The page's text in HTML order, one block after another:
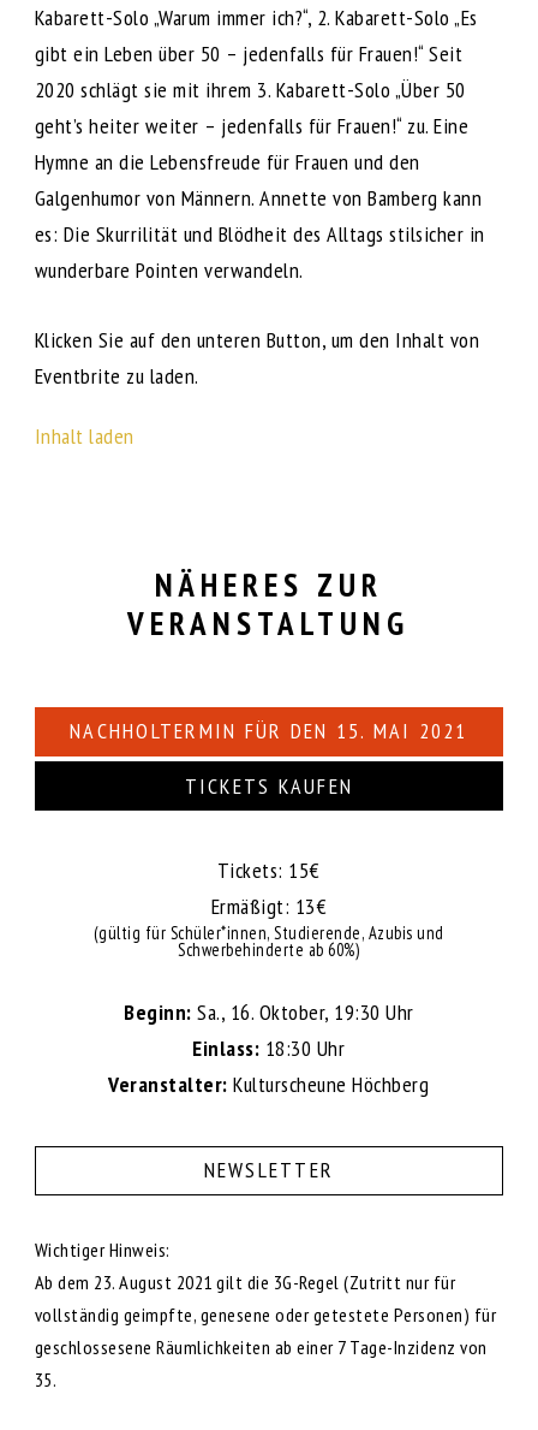
Kabarett-Solo „Warum immer ich?“, 2. Kabarett-Solo „Es
gibt ein Leben über 50 – jedenfalls für Frauen!“ Seit
2020 schlägt sie mit ihrem 3. Kabarett-Solo „Über 50
geht’s heiter weiter – jedenfalls für Frauen!“ zu. Eine
Hymne an die Lebensfreude für Frauen und den
Galgenhumor von Männern. Annette von Bamberg kann
es: Die Skurrilität und Blödheit des Alltags stilsicher in
wunderbare Pointen verwandeln.
Klicken Sie auf den unteren Button, um den Inhalt von
Eventbrite zu laden.
Inhalt laden
NÄHERES ZUR
VERANSTALTUNG
NACHHOLTERMIN FÜR DEN 15. MAI 2021
TICKETS KAUFEN
Tickets: 15€
Ermäßigt: 13€
(gültig für Schüler*innen, Studierende, Azubis und
Schwerbehinderte ab 60%)
Beginn: Sa., 16. Oktober, 19:30 Uhr
Einlass: 18:30 Uhr
Veranstalter: Kulturscheune Höchberg
NEWSLETTER
Wichtiger Hinweis:
Ab dem 23. August 2021 gilt die 3G-Regel (Zutritt nur für
vollständig geimpfte, genesene oder getestete Personen) für
geschlossesene Räumlichkeiten ab einer 7 Tage-Inzidenz von
35.